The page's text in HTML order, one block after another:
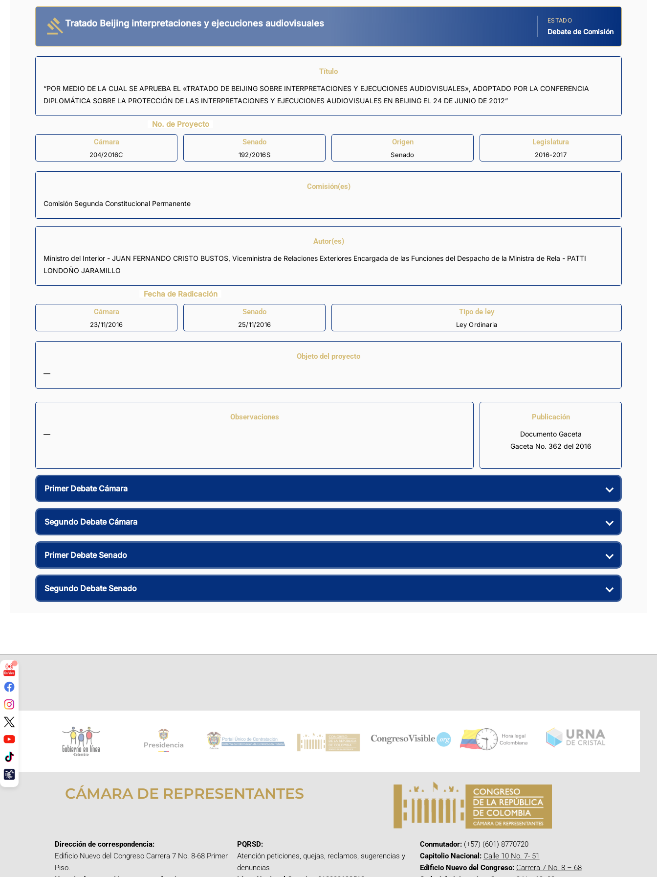
Tratado Beijing interpretaciones y ejecuciones audiovisuales ESTADO
Debate de Comisión
Título
“POR MEDIO DE LA CUAL SE APRUEBA EL «TRATADO DE BEIJING SOBRE INTERPRETACIONES Y EJECUCIONES AUDIOVISUALES», ADOPTADO POR LA CONFERENCIA
DIPLOMÁTICA SOBRE LA PROTECCIÓN DE LAS INTERPRETACIONES Y EJECUCIONES AUDIOVISUALES EN BEIJING EL 24 DE JUNIO DE 2012”
No. de Proyecto
Cámara
204/2016C
Senado
192/2016S
Origen
Senado
Legislatura
2016-2017
Comisión(es)
Comisión Segunda Constitucional Permanente
Autor(es)
Ministro del Interior - JUAN FERNANDO CRISTO BUSTOS, Viceministra de Relaciones Exteriores Encargada de las Funciones del Despacho de la Ministra de Rela - PATTI
LONDOÑO JARAMILLO
Fecha de Radicación
Cámara
23/11/2016
Senado
25/11/2016
Tipo de ley
Ley Ordinaria
Objeto del proyecto
—
Observaciones
—
Publicación
Documento Gaceta
Gaceta No. 362 del 2016
Primer Debate Cámara
Segundo Debate Cámara
Primer Debate Senado
Segundo Debate Senado
CÁMARA DE REPRESENTANTES
Dirección de correspondencia:
Edificio Nuevo del Congreso Carrera 7 No. 8-68 Primer
Piso.
PQRSD:
Atención peticiones, quejas, reclamos, sugerencias y
denuncias
Conmutador:(+57) (601) 8770720
Capitolio Nacional: Calle 10 No. 7- 51
Edificio Nuevo del Congreso: Carrera 7 No. 8 – 68